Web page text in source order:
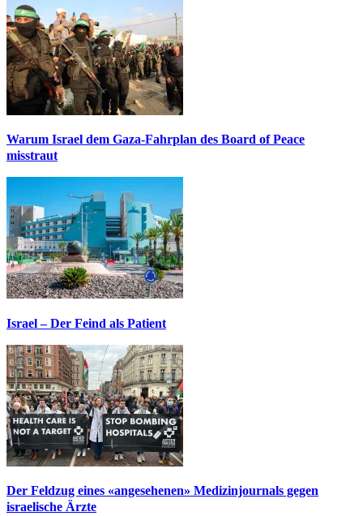
Warum Israel dem Gaza-Fahrplan des Board of Peace
misstraut
Israel – Der Feind als Patient
Der Feldzug eines «angesehenen» Medizinjournals gegen
israelische Ärzte